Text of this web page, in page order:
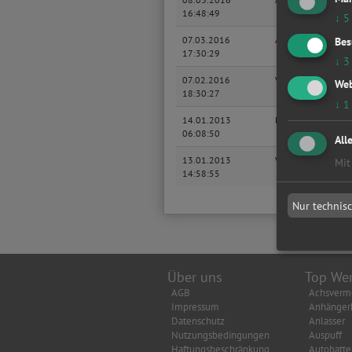
16:48:49
07.03.2016
17:30:29
Audi
07.02.2016
18:30:27
Volkswagen
14.01.2013
06:08:50
MITSUBISHI
13.01.2013
14:58:55
VW
Über uns
AGB
Impressum
Datenschutz
Nutzungsbedingungen
Haftungsbeschränkung
Top
Anlasser
Auspuff
↓ 5
↓ 3
↓ 1
Nur